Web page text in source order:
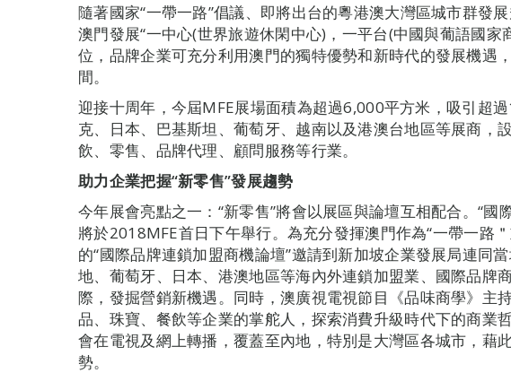
隨著國家“一帶一路”倡議、即將出台的粵港澳大灣區城市群發
澳門發展“一中心(世界旅遊休閑中心)，一平台(中國與葡語國家
位，品牌企業可充分利用澳門的獨特優勢和新時代的發展機遇
間。
迎接十周年，今屆MFE展場面積為超過6,000平方米，吸引超
克、日本、巴基斯坦、葡萄牙、越南以及港澳台地區等展商，
飲、零售、品牌代理、顧問服務等行業。
助力企業把握“新零售”發展趨勢
今年展會亮點之一：“新零售”將會以展區與論壇互相配合。“國
將於2018MFE首日下午舉行。為充分發揮澳門作為“一帶一路
的“國際品牌連鎖加盟商機論壇”邀請到新加坡企業發展局連同
地、葡萄牙、日本、港澳地區等海內外連鎖加盟業、國際品牌
際，發掘營銷新機遇。同時，澳廣視電視節目《品味商學》主
品、珠寶、餐飲等企業的掌舵人，探索消費升級時代下的商業
會在電視及網上轉播，覆蓋至內地，特別是大灣區各城市，藉
勢。